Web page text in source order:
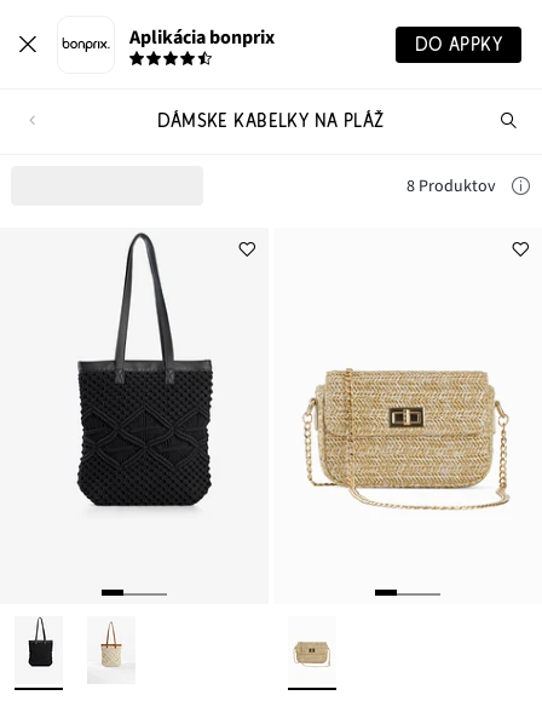
Aplikácia bonprix DO APPKY
DÁMSKE KABELKY NA PLÁŽ
8 Produktov